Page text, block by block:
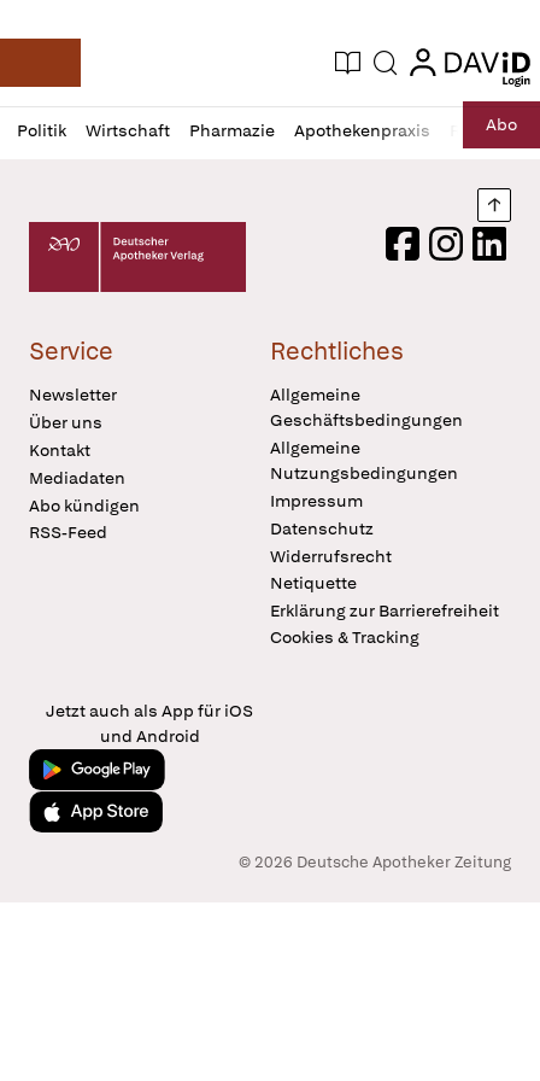
Deutsche Apotheker Zeitung
Aktuelle Ausgabe
Suche login
login
Politik Wirtschaft Pharmazie Apothekenpraxis RechtAbo
Profil
öffnen
Daz
Pur
Deutscher Apotheker Verlag Logo
FacebookInstagram
Service
Newsletter
Über uns
Kontakt
Mediadaten
Abo kündigen
RSS-Feed
Rechtliches
Allgemeine
Geschäftsbedingungen
Allgemeine
Nutzungsbedingungen
Impressum
Datenschutz
Widerrufsrecht
Netiquette
Erklärung zur Barrierefreiheit
Cookies & Tracking
Jetzt auch als App für iOS
und Android
Jetzt bei Google Play
Laden im App Store
© 2026 Deutsche Apotheker Zeitung